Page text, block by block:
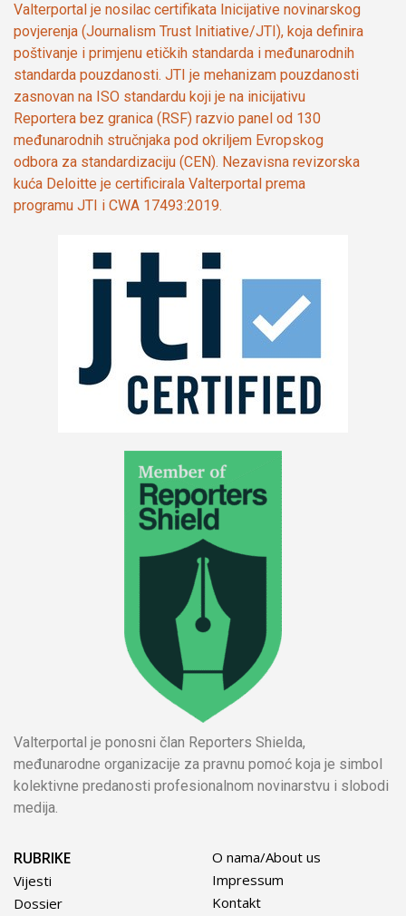
Valterportal je nosilac certifikata Inicijative novinarskog
povjerenja (Journalism Trust Initiative/JTI), koja definira
poštivanje i primjenu etičkih standarda i međunarodnih
standarda pouzdanosti. JTI je mehanizam pouzdanosti
zasnovan na ISO standardu koji je na inicijativu
Reportera bez granica (RSF) razvio panel od 130
međunarodnih stručnjaka pod okriljem Evropskog
odbora za standardizaciju (CEN). Nezavisna revizorska
kuća Deloitte je certificirala Valterportal prema
programu JTI i CWA 17493:2019.
Valterportal je ponosni član Reporters Shielda,
međunarodne organizacije za pravnu pomoć koja je simbol
kolektivne predanosti profesionalnom novinarstvu i slobodi
medija.
RUBRIKE
Vijesti
Dossier
O nama/About us
Impressum
Kontakt